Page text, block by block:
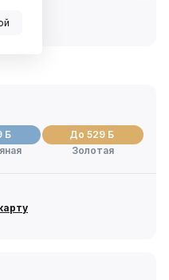
Б
До 529 Б
Золотая